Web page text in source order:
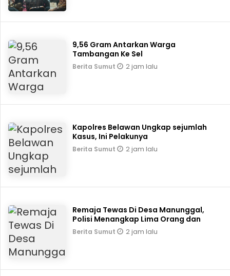
9,56 Gram Antarkan Warga
Tambangan Ke Sel
Berita Sumut 2 jam lalu
Kapolres Belawan Ungkap sejumlah
Kasus, Ini Pelakunya
Berita Sumut 2 jam lalu
Remaja Tewas Di Desa Manunggal,
Polisi Menangkap Lima Orang dan
Berita Sumut 2 jam lalu